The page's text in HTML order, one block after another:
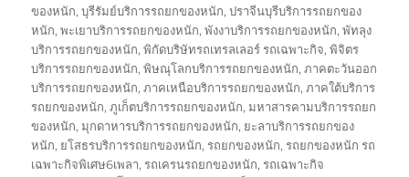
ของหนัก,บุรีรัมย์บริการรถยกของหนัก,ปราจีนบุรีบริการรถยกของ
หนัก,พะเยาบริการรถยกของหนัก,พังงาบริการรถยกของหนัก,พัทลุง
บริการรถยกของหนัก,พิกัดบริษัทรถเทรลเลอร์ รถเฉพาะกิจ,พิจิตร
บริการรถยกของหนัก,พิษณุโลกบริการรถยกของหนัก,ภาคตะวันออก
บริการรถยกของหนัก,ภาคเหนือบริการรถยกของหนัก,ภาคใต้บริการ
รถยกของหนัก,ภูเก็ตบริการรถยกของหนัก,มหาสารคามบริการรถยก
ของหนัก,มุกดาหารบริการรถยกของหนัก, ยะลาบริการรถยกของ
หนัก, ยโสธรบริการรถยกของหนัก,รถยกของหนัก,รถยกของหนัก รถ
เฉพาะกิจพิเศษ6เพลา,รถเครนรถยกของหนัก,รถเฉพาะกิจ